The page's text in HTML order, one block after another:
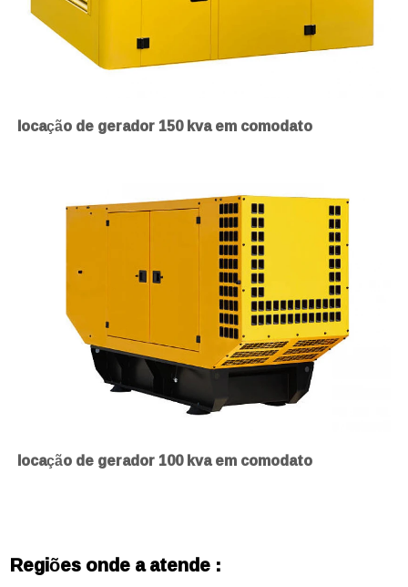
locação de gerador 150 kva em comodato
locação de gerador 100 kva em comodato
Regiões onde a atende :